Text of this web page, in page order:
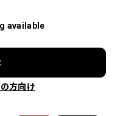
available
方向け